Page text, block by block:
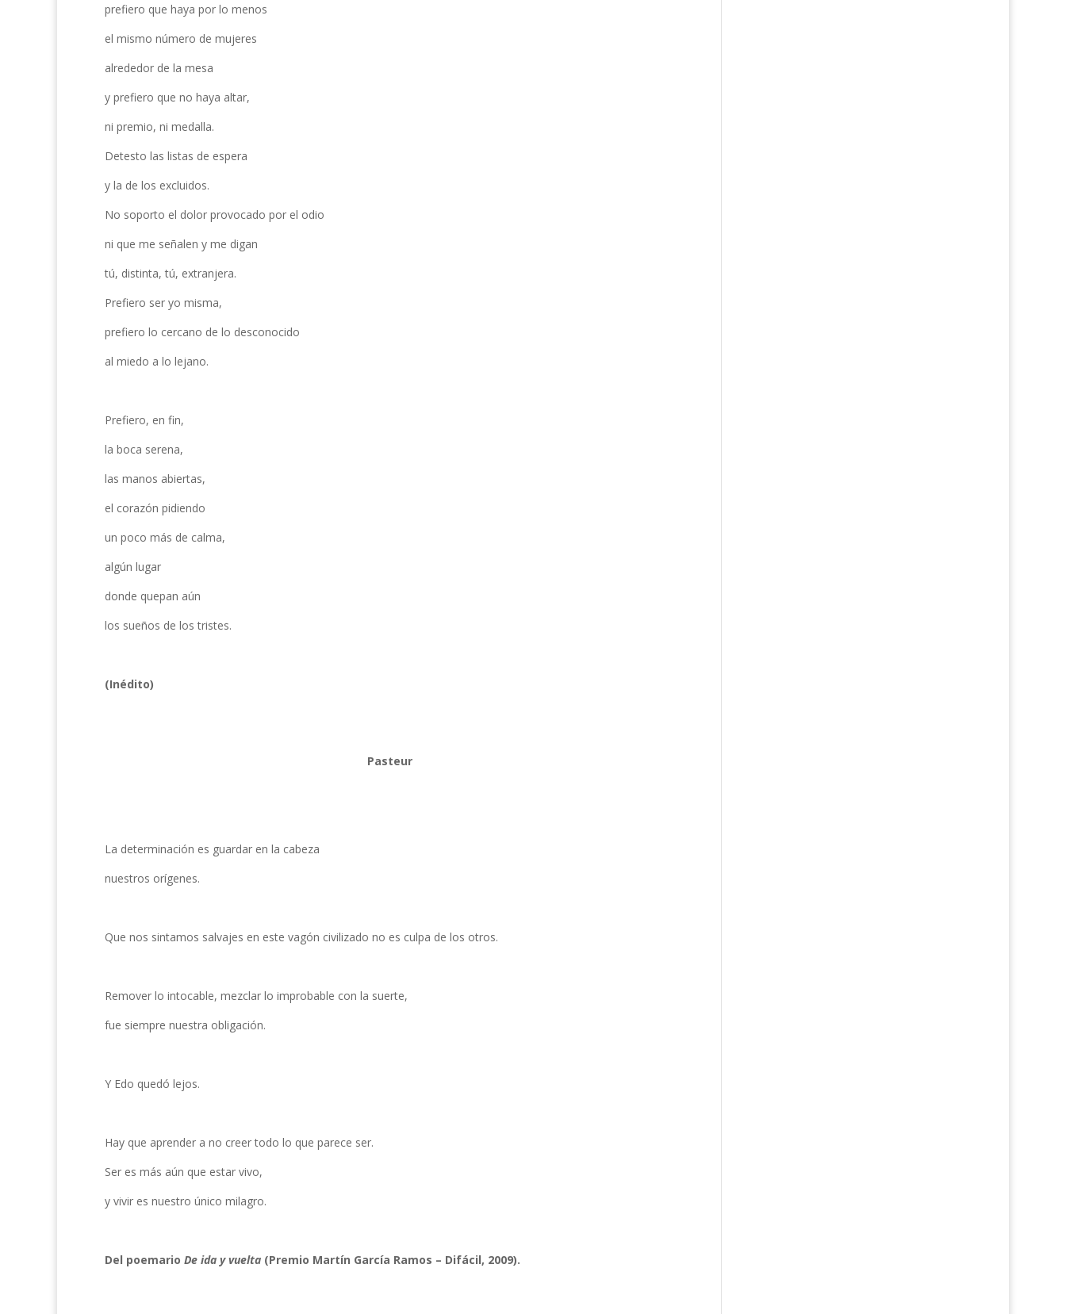
prefiero que haya por lo menos
el mismo número de mujeres
alrededor de la mesa
y prefiero que no haya altar,
ni premio, ni medalla.
Detesto las listas de espera
y la de los excluidos.
No soporto el dolor provocado por el odio
ni que me señalen y me digan
tú, distinta, tú, extranjera.
Prefiero ser yo misma,
prefiero lo cercano de lo desconocido
al miedo a lo lejano.
Prefiero, en fin,
la boca serena,
las manos abiertas,
el corazón pidiendo
un poco más de calma,
algún lugar
donde quepan aún
los sueños de los tristes.
(Inédito)
Pasteur
La determinación es guardar en la cabeza
nuestros orígenes.
Que nos sintamos salvajes en este vagón civilizado no es culpa de los otros.
Remover lo intocable, mezclar lo improbable con la suerte,
fue siempre nuestra obligación.
Y Edo quedó lejos.
Hay que aprender a no creer todo lo que parece ser.
Ser es más aún que estar vivo,
y vivir es nuestro único milagro.
Del poemario De ida y vuelta (Premio Martín García Ramos – Difácil, 2009).